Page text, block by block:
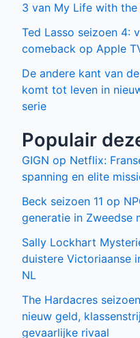
3 van My Life with the
Ted Lasso seizoen 4:
comeback op Apple
De andere kant van
komt tot leven in
serie
Populair
GIGN op Netflix:
spanning en elite
Beck seizoen 11 op
generatie in Zweedse
Sally Lockhart
duistere Victoriaanse
NL
The Hardacres
nieuw geld,
gevaarlijke rivaal